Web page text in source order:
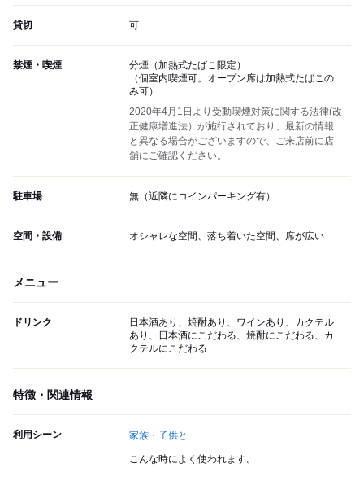
貸切 可
禁煙・喫煙
分煙（加熱式たばこ限定）
（個室内喫煙可。オープン席は加熱式たばこの
み可）
2020年4月1日より受動喫煙対策に関する法律(改
正健康増進法）が施行されており、最新の情報
と異なる場合がございますので、ご来店前に店
舗にご確認ください。
駐車場 無（近隣にコインパーキング有）
空間・設備 オシャレな空間、落ち着いた空間、席が広い
メニュー
ドリンク
日本酒あり、焼酎あり、ワインあり、カクテル
あり、日本酒にこだわる、焼酎にこだわる、カ
クテルにこだわる
特徴・関連情報
利用シーン 家族・子供と
こんな時によく使われます。